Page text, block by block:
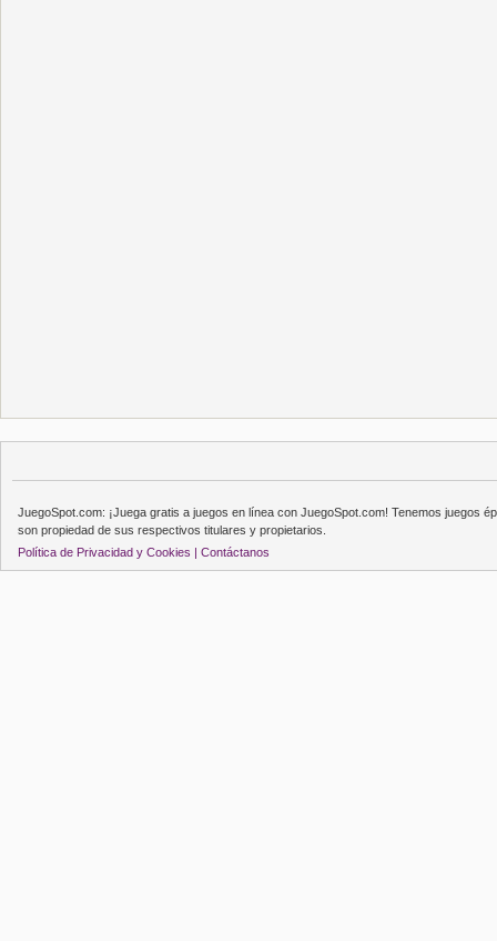
JuegoSpot.com: ¡Juega gratis a juegos en línea con JuegoSpot.com! Tenemos juegos
son propiedad de sus respectivos titulares y propietarios.
Política de Privacidad y Cookies | Contáctanos